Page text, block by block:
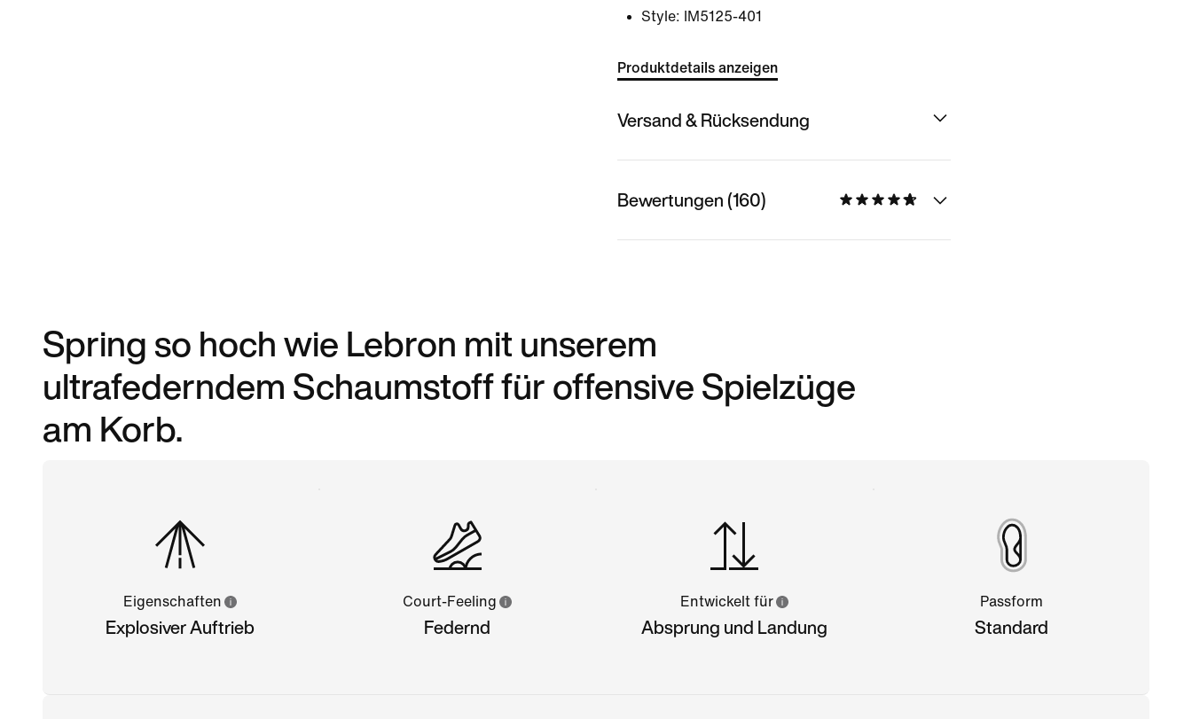
Style:
IM5125-401
Produktdetails anzeigen
Versand & Rücksendung
Bewertungen (160)
Spring so hoch wie Lebron mit unserem
ultrafederndem Schaumstoff für offensive Spielzüge
am Korb.
Eigenschaften
Explosiver Auftrieb
Court-Feeling
Federnd
Entwickelt für
Absprung und Landung
Passform
Standard